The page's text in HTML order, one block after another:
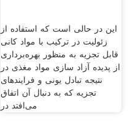
این در حالی است که استفاده از
زئولیت در ترکیب با مواد کانی
قابل تجزیه به منظور بهره‌برداری
از پدیده آزاد سازی مواد مغذی در
نتیجه تبادل یونی و فرایندهای
تجزیه که به دنبال آن اتفاق
می‌افتد در